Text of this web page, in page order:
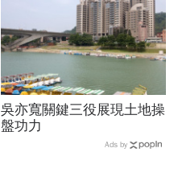
吳亦寬關鍵三役展現土地操
盤功力
Ads by